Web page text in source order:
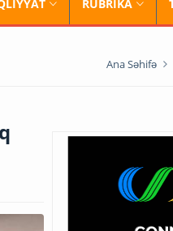
RUBRİKA
Ana Səhifə